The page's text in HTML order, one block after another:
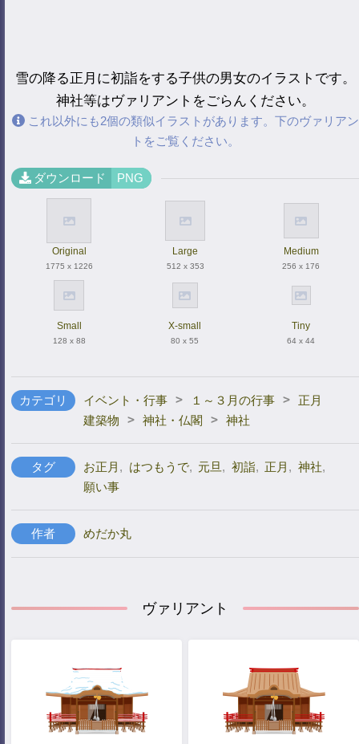
雪の降る正月に初詣をする子供の男女のイラストです。
神社等はヴァリアントをごらんください。
これ以外にも2個の類似イラストがあります。下のヴァリアン
トをご覧ください。
ダウンロード PNG
Original
1775 x 1226
Large
512 x 353
Medium
256 x 176
Small
128 x 88
X-small
80 x 55
Tiny
64 x 44
カテゴリ イベント・行事 > １～３月の行事 >
正月
建築物
> 神社・仏閣 > 神社
タグ お正月 , はつもうで, 元旦 , 初詣, 正月 , 神社,
願い事
作者 めだか丸
ヴァリアント